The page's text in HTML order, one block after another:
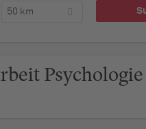
50 km
Psychologie